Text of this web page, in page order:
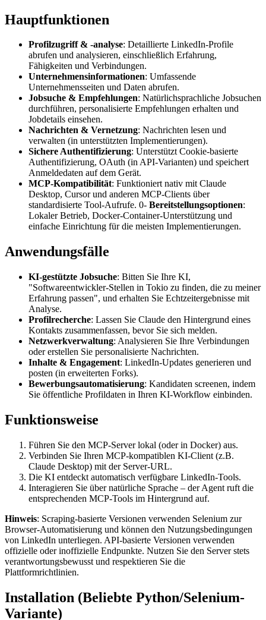
Hauptfunktionen
Profilzugriff & -analyse: Detaillierte LinkedIn-Profile
abrufen und analysieren, einschließlich Erfahrung,
Fähigkeiten und Verbindungen.
Unternehmensinformationen: Umfassende
Unternehmensseiten und Daten abrufen.
Jobsuche & Empfehlungen: Natürlichsprachliche Jobsuchen
durchführen, personalisierte Empfehlungen erhalten und
Jobdetails einsehen.
Nachrichten & Vernetzung: Nachrichten lesen und
verwalten (in unterstützten Implementierungen).
Sichere Authentifizierung: Unterstützt Cookie-basierte
Authentifizierung, OAuth (in API-Varianten) und speichert
Anmeldedaten auf dem Gerät.
MCP-Kompatibilität: Funktioniert nativ mit Claude
Desktop, Cursor und anderen MCP-Clients über
standardisierte Tool-Aufrufe. 0- Bereitstellungsoptionen:
Lokaler Betrieb, Docker-Container-Unterstützung und
einfache Einrichtung für die meisten Implementierungen.
Anwendungsfälle
KI-gestützte Jobsuche: Bitten Sie Ihre KI,
"Softwareentwickler-Stellen in Tokio zu finden, die zu meiner
Erfahrung passen", und erhalten Sie Echtzeitergebnisse mit
Analyse.
Profilrecherche: Lassen Sie Claude den Hintergrund eines
Kontakts zusammenfassen, bevor Sie sich melden.
Netzwerkverwaltung: Analysieren Sie Ihre Verbindungen
oder erstellen Sie personalisierte Nachrichten.
Inhalte & Engagement: LinkedIn-Updates generieren und
posten (in erweiterten Forks).
Bewerbungsautomatisierung: Kandidaten screenen, indem
Sie öffentliche Profildaten in Ihren KI-Workflow einbinden.
Funktionsweise
Führen Sie den MCP-Server lokal (oder in Docker) aus.
Verbinden Sie Ihren MCP-kompatiblen KI-Client (z.B.
Claude Desktop) mit der Server-URL.
Die KI entdeckt automatisch verfügbare LinkedIn-Tools.
Interagieren Sie über natürliche Sprache – der Agent ruft die
entsprechenden MCP-Tools im Hintergrund auf.
Hinweis: Scraping-basierte Versionen verwenden Selenium zur
Browser-Automatisierung und können den Nutzungsbedingungen
von LinkedIn unterliegen. API-basierte Versionen verwenden
offizielle oder inoffizielle Endpunkte. Nutzen Sie den Server stets
verantwortungsbewusst und respektieren Sie die
Plattformrichtlinien.
Installation (Beliebte Python/Selenium-
Variante)